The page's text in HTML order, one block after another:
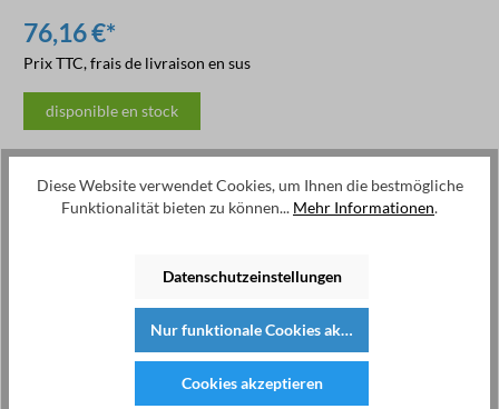
76,16 €*
Prix TTC, frais de livraison en sus
disponible en stock
Disponible, délai de livraison : 1-2 jours
Ajouter au panier
942312
Diese Website verwendet Cookies, um Ihnen die bestmögliche
Funktionalität bieten zu können... Mehr Informationen.
Datenschutzeinstellungen
Nur funktionale Cookies akzeptieren
Cookies akzeptieren